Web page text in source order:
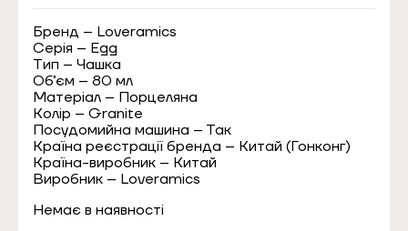
Бренд – Loveramics
Серія – Egg
Тип – Чашка
Об’єм – 80 мл
Матеріал – Порцеляна
Колір – Granite
Посудомийна машина – Так
Країна реєстрації бренда – Китай (Гонконг)
Країна-виробник – Китай
Виробник – Loveramics
Немає в наявності